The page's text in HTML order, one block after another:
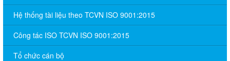
Hệ thống tài liệu theo TCVN ISO 9001:2015
Công tác ISO TCVN ISO 9001:2015
Tổ chức cán bộ